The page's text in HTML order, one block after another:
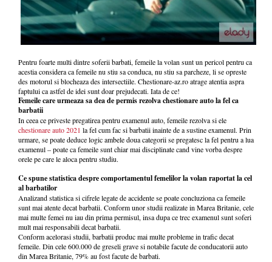
Pentru foarte multi dintre soferii barbati, femeile la volan sunt un pericol pentru ca
acestia considera ca femeile nu stiu sa conduca, nu stiu sa parcheze, li se opreste
des motorul si blocheaza des intersectiile. Chestionare-az.ro atrage atentia aspra
faptului ca astfel de idei sunt doar prejudecati. Iata de ce!
Femeile care urmeaza sa dea de permis rezolva chestionare auto la fel ca
barbatii
In ceea ce priveste pregatirea pentru examenul auto, femeile rezolva si ele
chestionare auto 2021 la fel cum fac si barbatii inainte de a sustine examenul. Prin
urmare, se poate deduce logic ambele doua categorii se pregatesc la fel pentru a lua
examenul – poate ca femeile sunt chiar mai disciplinate cand vine vorba despre
orele pe care le aloca pentru studiu.
Ce spune statistica despre comportamentul femelilor la volan raportat la cel
al barbatilor
Analizand statistica si cifrele legate de accidente se poate concluziona ca femeile
sunt mai atente decat barbatii. Conform unor studii realizate in Marea Britanie, cele
mai multe femei nu iau din prima permisul, insa dupa ce trec examenul sunt soferi
mult mai responsabili decat barbatii.
Conform acelorasi studii, barbatii produc mai multe probleme in trafic decat
femeile. Din cele 600.000 de greseli grave si notabile facute de conducatorii auto
din Marea Britanie, 79% au fost facute de barbati.